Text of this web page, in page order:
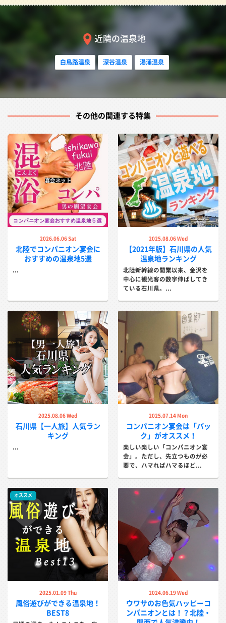
や 菊は手折らじ 湯の匂ひ」から命名された総湯・菊の湯
は、開湯以来1300年変わらぬ場所で今も昔も多くの人た
ちに親しまれている。泉質・泉温は、カルシウム・ナトリ
ウム一硫酸塩泉、48.3度。飲泉も可能。胆石、慢性便秘
症、肥満、糖尿病、痛風に効果がある。
安土桃山時代から現代に伝わる「山中漆器」、日本三大民
謡のひとつ「山中節」、山中が発祥の地であり世界的に評
価の高い色絵磁器「九谷焼」などの伝統芸術があり、この
地に伝わる数々の伝統美にふれることができる。
山中温泉の宴会プラン一覧
理と温泉を満喫
上質な山中温泉の宿でハードコンパニ
オンと魅惑の時間を堪能でき...
詳しく見る
山中温泉｜ソフトコンパニオ
ン付宿泊パック｜加賀料理と
温泉を満喫
お色気コンパニオンと安く遊べる！上
質な加賀料理も満喫。...
詳しく見る
山乃湯
詳しく見る
花つばき
【動画あり】段々畑のような野天風呂
で湯めぐりを...
詳しく見る
すゞや今日楼
温泉街のゆげ街道までは徒歩10分！...
詳しく見る
厨八十八
大自然の恵みを余すことなく体感でき
る宿...
詳しく見る
近隣の温泉地
白鳥路温泉 深谷温泉 湯涌温泉
その他の関連する特集
2026.06.06 Sat
北陸でコンパニオン宴会に
おすすめの温泉地5選
...
2025.08.06 Wed
【2021年版】石川県の人気
温泉地ランキング
北陸新幹線の開業以来、金沢を
中心に観光客の数字伸ばしてき
ている石川県。...
2025.08.06 Wed
石川県【一人旅】人気ラン
キング
...
2025.07.14 Mon
コンパニオン宴会は「パッ
ク」がオススメ！
楽しい楽しい「コンパニオン宴
会」。ただし、先立つものが必
要で、ハマればハマるほど...
オススメ
2025.01.09 Thu
風俗遊びができる温泉地！
BEST8
2024.06.19 Wed
ウワサのお色気ハッピーコ
ンパニオンとは！？北陸・